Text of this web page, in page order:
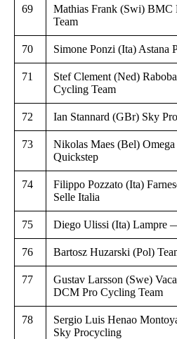
69
Mathias Frank (Swi) BMC
Team
70 Simone Ponzi (Ita) Astana
71
Stef Clement (Ned)
Cycling Team
72 Ian Stannard (GBr) Sky
73
Nikolas Maes (Bel) Omega
Quickstep
74
Filippo Pozzato (Ita)
Selle Italia
75 Diego Ulissi (Ita) Lampre
76 Bartosz Huzarski (Pol)
77
Gustav Larsson (Swe)
DCM Pro Cycling Team
78
Sergio Luis Henao
Sky Procycling